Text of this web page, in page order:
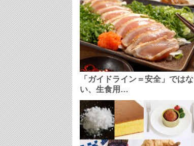
「ガイドライン＝安全」ではな
い、生食用…